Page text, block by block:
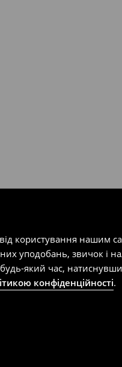
користування нашим
уподобань, звичок і
який час,
конфіденційності.